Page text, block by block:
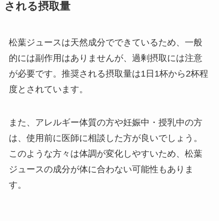
される摂取量
松葉ジュースは天然成分でできているため、一般
的には副作用はありませんが、過剰摂取には注意
が必要です。推奨される摂取量は1日1杯から2杯程
度とされています。
また、アレルギー体質の方や妊娠中・授乳中の方
は、使用前に医師に相談した方が良いでしょう。
このような方々は体調が変化しやすいため、松葉
ジュースの成分が体に合わない可能性もありま
す。